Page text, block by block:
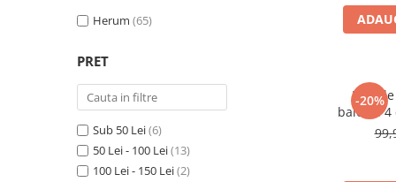
Depozitare si organizare
Herum (65)
PRET
Sub 50 Lei(6)
50 Lei - 100 Lei(13)
100 Lei - 150 Lei(2)
polita
-20%
Raft
baie cu 4